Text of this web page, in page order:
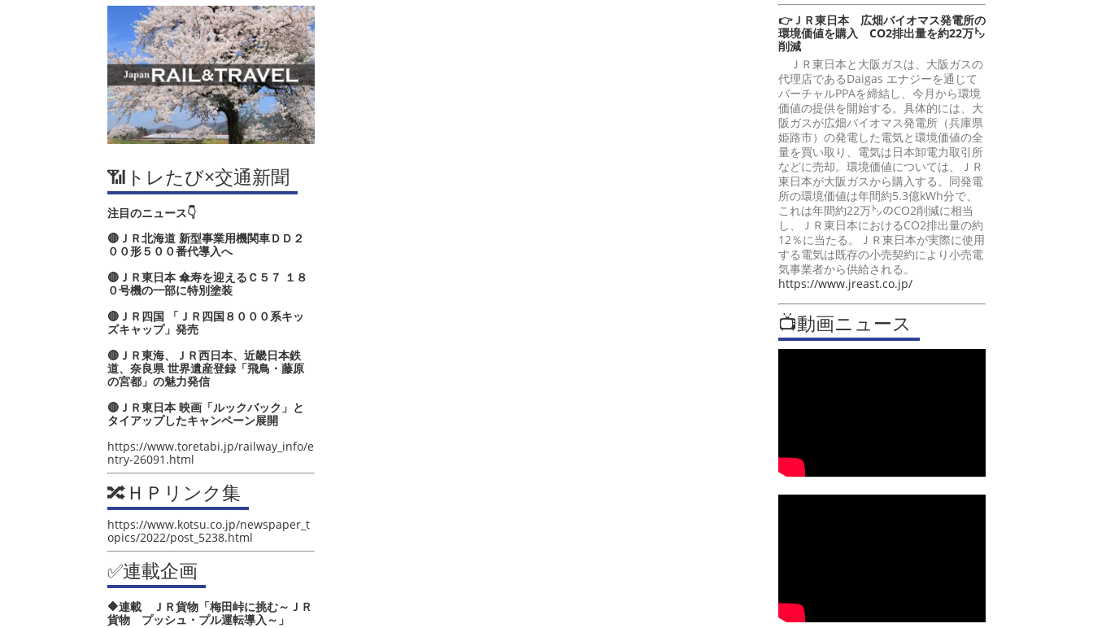
📶トレたび×交通新聞
注目のニュース👇
🔴ＪＲ北海道 新型事業用機関車ＤＤ２
００形５００番代導入へ
🔴ＪＲ東日本 傘寿を迎えるＣ５７ １８
０号機の一部に特別塗装
🔴ＪＲ四国 「ＪＲ四国８０００系キッ
ズキャップ」発売
🔴ＪＲ東海、ＪＲ西日本、近畿日本鉄
道、奈良県 世界遺産登録「飛鳥・藤原
の宮都」の魅力発信
🔴ＪＲ東日本 映画「ルックバック」と
タイアップしたキャンペーン展開
https://www.toretabi.jp/railway_info/e
ntry-26091.html
🔀ＨＰリンク集
https://www.kotsu.co.jp/newspaper_t
opics/2022/post_5238.html
✅連載企画
🔶連載 ＪＲ貨物「梅田峠に挑む～ＪＲ
貨物 プッシュ・プル運転導入～」
👉ＪＲ東日本 広畑バイオマス発電所の
環境価値を購入 CO2排出量を約22万㌧
削減
ＪＲ東日本と大阪ガスは、大阪ガスの
代理店であるDaigas エナジーを通じて
バーチャルPPAを締結し、今月から環境
価値の提供を開始する。具体的には、大
阪ガスが広畑バイオマス発電所（兵庫県
姫路市）の発電した電気と環境価値の全
量を買い取り、電気は日本卸電力取引所
などに売却。環境価値については、ＪＲ
東日本が大阪ガスから購入する。同発電
所の環境価値は年間約5.3億kWh分で、
これは年間約22万㌧のCO2削減に相当
し、ＪＲ東日本におけるCO2排出量の約
12％に当たる。ＪＲ東日本が実際に使用
する電気は既存の小売契約により小売電
気事業者から供給される。
https://www.jreast.co.jp/
📺動画ニュース